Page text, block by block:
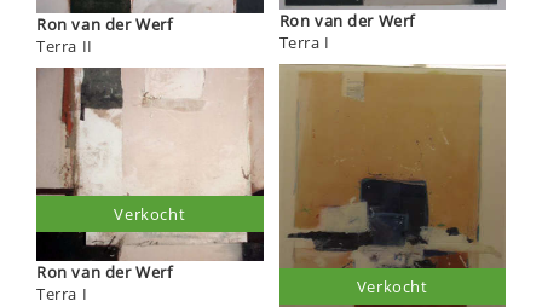
Ron van der Werf
Terra II
Ron van der Werf
Terra I
Verkocht
Ron van der Werf
Terra I
Verkocht